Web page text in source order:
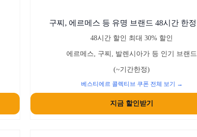
구찌, 에르메스 등 유명 브랜드 48시간 한
48시간 할인 최대 30% 할인
에르메스, 구찌, 발렌시아가 등 인기 브랜드
(~기간한정)
베스티에르 콜렉티브 쿠폰 전체 보기 →
지금 할인받기